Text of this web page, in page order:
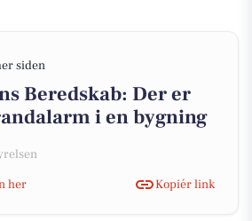
siden
Beredskab: Der er
i en bygning
her
Kopiér link